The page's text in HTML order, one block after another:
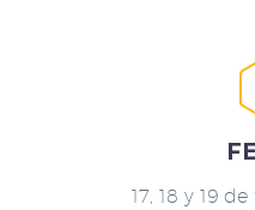
17, 18 y 19